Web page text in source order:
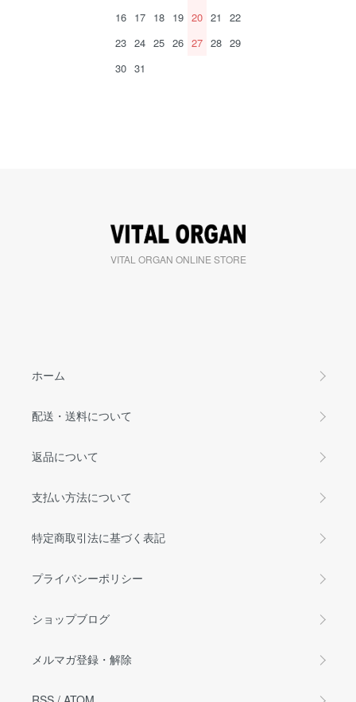
16 17 18 19 20 21
22
23 24 25 26 27 28 29
30 31
VITAL ORGAN ONLINE STORE
ホーム
配送・送料について
返品について
支払い方法について
特定商取引法に基づく表記
プライバシーポリシー
ショップブログ
メルマガ登録・解除